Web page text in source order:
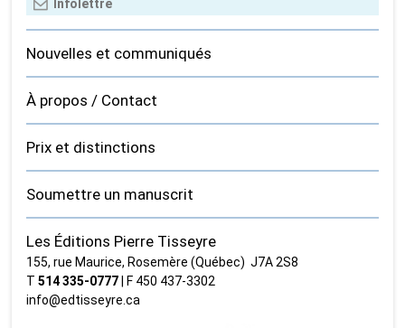
Nouvelles et communiqués
À propos / Contact
Prix et distinctions
Soumettre un manuscrit
Les Éditions Pierre Tisseyre
155, rue Maurice, Rosemère (Québec) J7A 2S8
T514 335‑0777 | F 450 437‑3302
info@edtisseyre.ca